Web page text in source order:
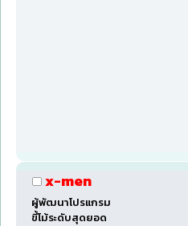
x-men
ผู้พัฒนาโปรแกรม
ขี้โม้ระดับสุดยอด